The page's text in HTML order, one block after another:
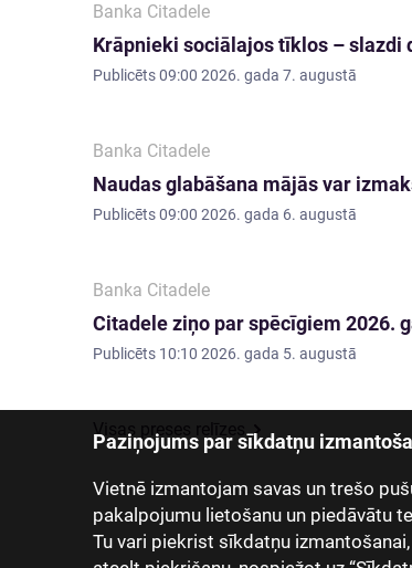
Paziņojums par sīkdatņu
Vietnē izmantojam savas un trešo
pakalpojumu lietošanu un piedāvātu
Tu vari piekrist sīkdatņu
Banka Citadele
Krāpnieki sociālajos tīklos – slazdi
Publicēts09:00 2026. gada 7. augustā
Banka Citadele
Naudas glabāšana mājās var
Publicēts09:00 2026. gada 6. augustā
Banka Citadele
Citadele ziņo par spēcīgiem 2026.
Publicēts 10:10 2026. gada 5. augustā
Visas preses relīzes